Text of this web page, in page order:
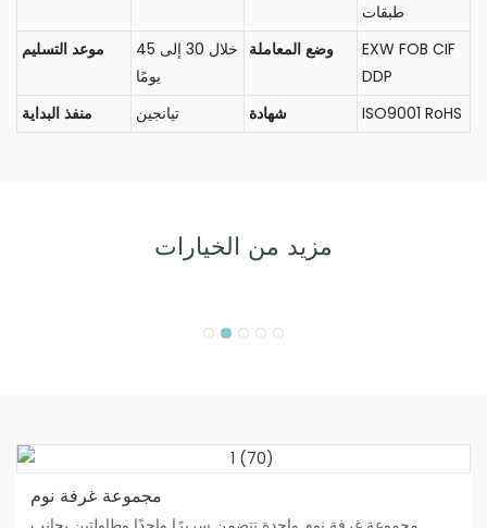
طبقات
موعد التسليم
خلال 30 إلى 45
يومًا
وضع المعاملة
EXW FOB CIF
DDP
منفذ البداية
تيانجين شهادة ISO9001 RoHS
مزيد من الخيارات
مجموعة غرفة نوم